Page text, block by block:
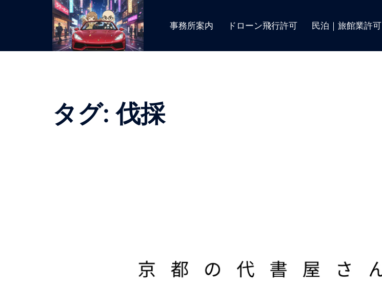
事務所案内 ドローン飛行許可 民泊｜旅館業許可
タグ:伐採